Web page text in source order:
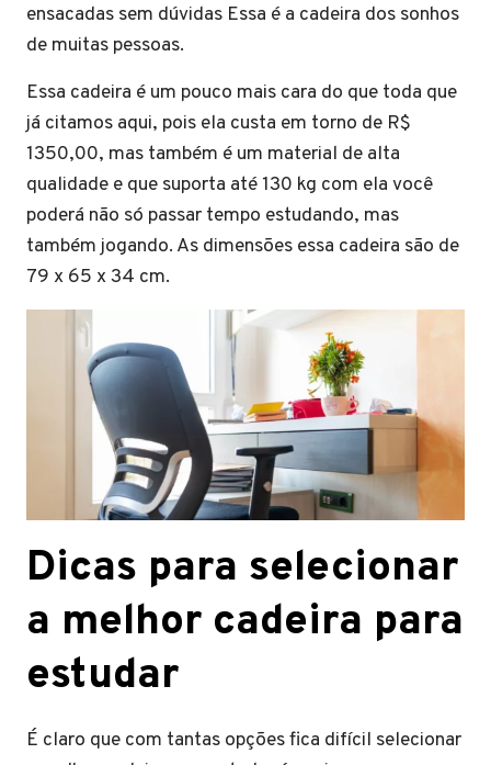
ensacadas sem dúvidas Essa é a cadeira dos sonhos
de muitas pessoas.
Essa cadeira é um pouco mais cara do que toda que
já citamos aqui, pois ela custa em torno de R$
1350,00, mas também é um material de alta
qualidade e que suporta até 130 kg com ela você
poderá não só passar tempo estudando, mas
também jogando. As dimensões essa cadeira são de
79 x 65 x 34 cm.
Dicas para selecionar
a melhor cadeira para
estudar
É claro que com tantas opções fica difícil selecionar